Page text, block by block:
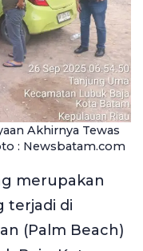
Akhirnya Tewas
: Newsbatam.com
merupakan
terjadi di
(Palm Beach)